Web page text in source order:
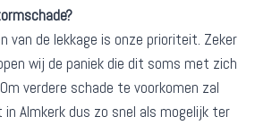
van de lekkage is onze prioriteit. Zeker
wij de paniek die dit soms met zich
verdere schade te voorkomen zal
Almkerk dus zo snel als mogelijk ter